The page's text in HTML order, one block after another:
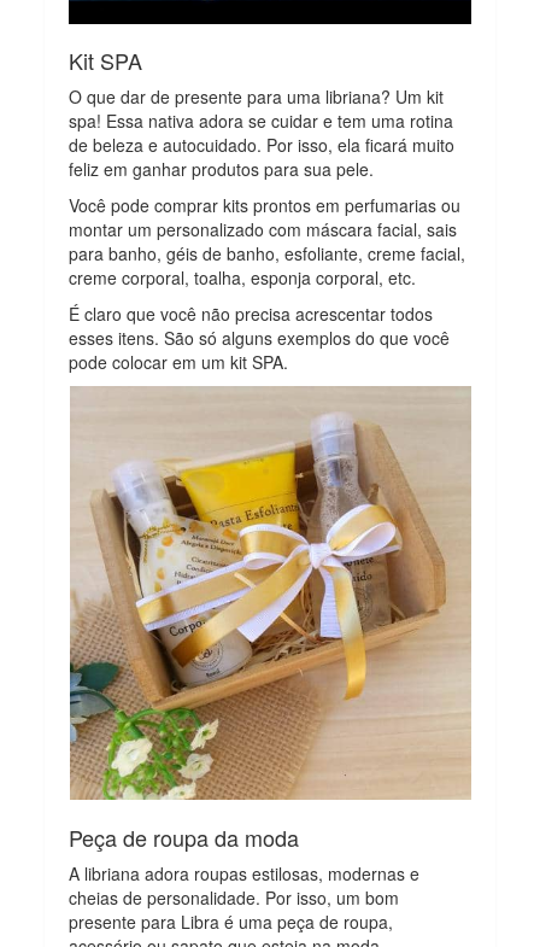
Kit SPA
O que dar de presente para uma libriana? Um kit
spa! Essa nativa adora se cuidar e tem uma rotina
de beleza e autocuidado. Por isso, ela ficará muito
feliz em ganhar produtos para sua pele.
Você pode comprar kits prontos em perfumarias ou
montar um personalizado com máscara facial, sais
para banho, géis de banho, esfoliante, creme facial,
creme corporal, toalha, esponja corporal, etc.
É claro que você não precisa acrescentar todos
esses itens. São só alguns exemplos do que você
pode colocar em um kit SPA.
Peça de roupa da moda
A libriana adora roupas estilosas, modernas e
cheias de personalidade. Por isso, um bom
presente para Libra é uma peça de roupa,